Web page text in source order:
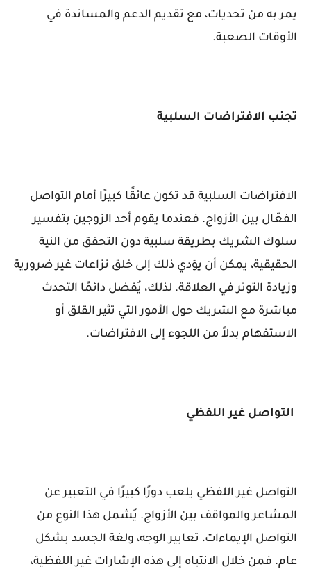
يمر به من تحديات، مع تقديم الدعم والمساندة في
الأوقات الصعبة.
تجنب الافتراضات السلبية
الافتراضات السلبية قد تكون عائقًا كبيرًا أمام التواصل
الفعّال بين الأزواج. فعندما يقوم أحد الزوجين بتفسير
سلوك الشريك بطريقة سلبية دون التحقق من النية
الحقيقية، يمكن أن يؤدي ذلك إلى خلق نزاعات غير ضرورية
وزيادة التوتر في العلاقة. لذلك، يُفضل دائمًا التحدث
مباشرة مع الشريك حول الأمور التي تثير القلق أو
الاستفهام بدلاً من اللجوء إلى الافتراضات.
التواصل غير اللفظي
التواصل غير اللفظي يلعب دورًا كبيرًا في التعبير عن
المشاعر والمواقف بين الأزواج. يُشمل هذا النوع من
التواصل الإيماءات، تعابير الوجه، ولغة الجسد بشكل
عام. فمن خلال الانتباه إلى هذه الإشارات غير اللفظية،